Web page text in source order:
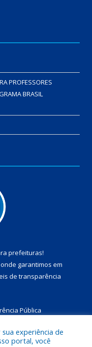
PROFESSORES
BRASIL
prefeituras!
garantimos em
de transparência
Pública
experiência de
portal, você